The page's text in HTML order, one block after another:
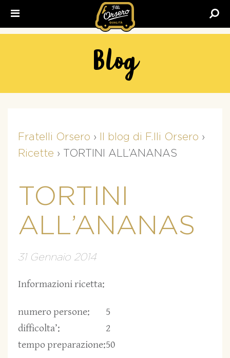
Blog
Fratelli Orsero › Il blog di F.lli Orsero ›
Ricette › TORTINI ALL’ANANAS
TORTINI
ALL’ANANAS
31 Gennaio 2014
Informazioni ricetta:
numero persone:
5
difficolta’:
2
tempo preparazione:50